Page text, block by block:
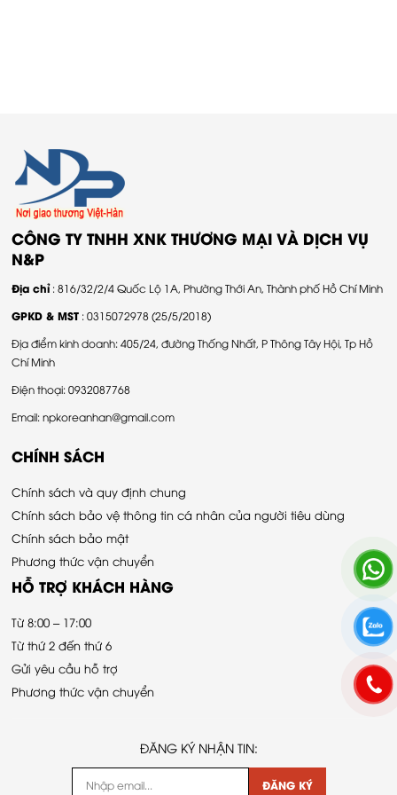
CÔNG TY TNHH XNK THƯƠNG MẠI VÀ DỊCH VỤ
N&P
Địa chỉ: 816/32/2/4 Quốc Lộ 1A, Phường Thới An, Thành phố Hồ Chí Minh
GPKD & MST : 0315072978 (25/5/2018)
Địa điểm kinh doanh: 405/24, đường Thống Nhất, P Thông Tây Hội, Tp Hồ
Chí Minh
Điện thoại: 0932087768
Email: npkoreanhan@gmail.com
CHÍNH SÁCH
Chính sách và quy định chung
Chính sách bảo vệ thông tin cá nhân của người tiêu dùng
Chính sách bảo mật
Phương thức vận chuyển
HỖ TRỢ KHÁCH HÀNG
Từ 8:00 – 17:00
Từ thứ 2 đến thứ 6
Gửi yêu cầu hỗ trợ
Phương thức vận chuyển
ĐĂNG KÝ NHẬN TIN:
ĐĂNG KÝ